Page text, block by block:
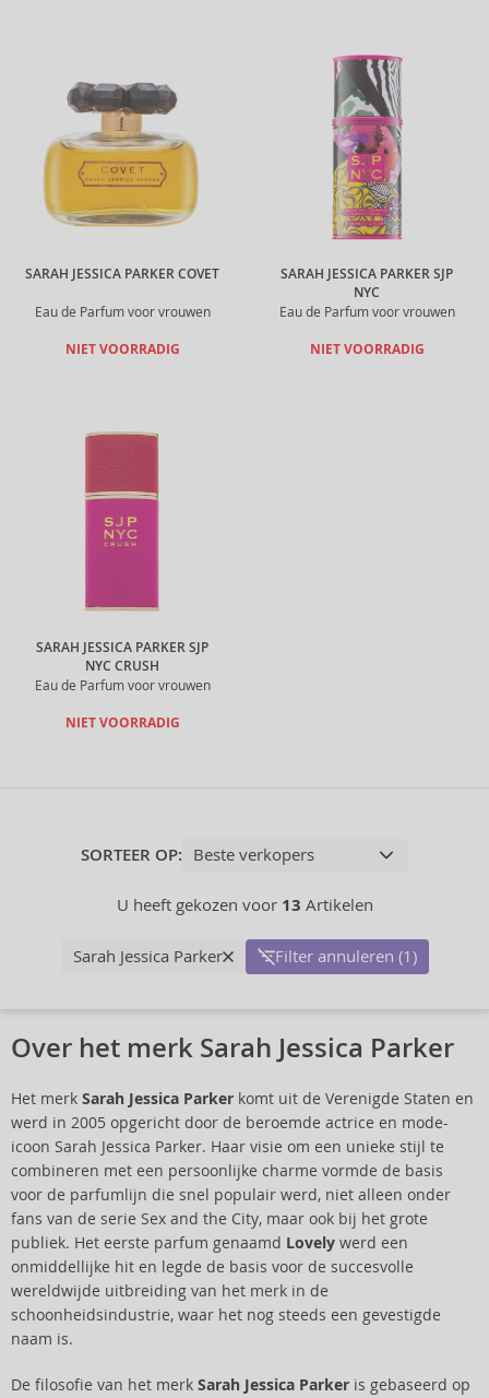
SARAH JESSICA PARKER COVET
Eau de Parfum voor vrouwen
NIET VOORRADIG
SARAH JESSICA PARKER SJP
NYC
Eau de Parfum voor vrouwen
NIET VOORRADIG
SARAH JESSICA PARKER SJP
NYC CRUSH
Eau de Parfum voor vrouwen
NIET VOORRADIG
SORTEER OP:
U heeft gekozen voor 13 Artikelen
Sarah Jessica Parker Filter annuleren (1)
Over het merk Sarah Jessica Parker
Het merk Sarah Jessica Parker komt uit de Verenigde Staten en
werd in 2005 opgericht door de beroemde actrice en mode-
icoon Sarah Jessica Parker. Haar visie om een unieke stijl te
combineren met een persoonlijke charme vormde de basis
voor de parfumlijn die snel populair werd, niet alleen onder
fans van de serie Sex and the City, maar ook bij het grote
publiek. Het eerste parfum genaamd Lovely werd een
onmiddellijke hit en legde de basis voor de succesvolle
wereldwijde uitbreiding van het merk in de
schoonheidsindustrie, waar het nog steeds een gevestigde
naam is.
De filosofie van het merk Sarah Jessica Parker is gebaseerd op